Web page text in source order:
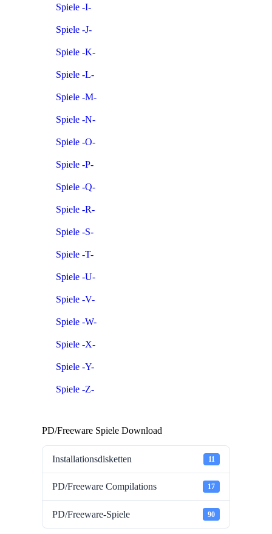
Spiele -I-
Spiele -J-
Spiele -K-
Spiele -L-
Spiele -M-
Spiele -N-
Spiele -O-
Spiele -P-
Spiele -Q-
Spiele -R-
Spiele -S-
Spiele -T-
Spiele -U-
Spiele -V-
Spiele -W-
Spiele -X-
Spiele -Y-
Spiele -Z-
PD/Freeware Spiele Download
Installationsdisketten 11
PD/Freeware Compilations 17
PD/Freeware-Spiele 90